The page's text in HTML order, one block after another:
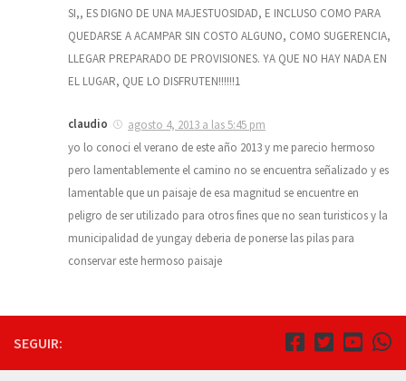
SI,, ES DIGNO DE UNA MAJESTUOSIDAD, E INCLUSO COMO PARA
QUEDARSE A ACAMPAR SIN COSTO ALGUNO, COMO SUGERENCIA,
LLEGAR PREPARADO DE PROVISIONES. YA QUE NO HAY NADA EN
EL LUGAR, QUE LO DISFRUTEN!!!!!!1
claudio
agosto 4, 2013 a las 5:45 pm
yo lo conoci el verano de este año 2013 y me parecio hermoso
pero lamentablemente el camino no se encuentra señalizado y es
lamentable que un paisaje de esa magnitud se encuentre en
peligro de ser utilizado para otros fines que no sean turisticos y la
municipalidad de yungay deberia de ponerse las pilas para
conservar este hermoso paisaje
SEGUIR: